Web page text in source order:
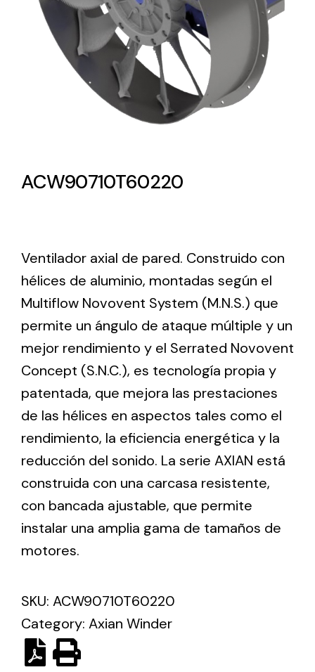
Ventilación
Amplia gama de ventiladores y equipos de
Ventilation
The incorporation of Novovent into the group
meant a greater offer of ventilation products for
different uses
Iluminación Solar
Variedad de soluciones solares para todo tipo
de necesidades.
Solar lighting
ACW90710T60220
Ventilador axial de pared. Construido con
hélices de aluminio, montadas según el
Multiflow Novovent System (M.N.S.) que
permite un ángulo de ataque múltiple y un
mejor rendimiento y el Serrated Novovent
Concept (S.N.C.), es tecnología propia y
patentada, que mejora las prestaciones
de las hélices en aspectos tales como el
rendimiento, la eficiencia energética y la
reducción del sonido. La serie AXIAN está
construida con una carcasa resistente,
con bancada ajustable, que permite
instalar una amplia gama de tamaños de
motores.
SKU: ACW90710T60220
Category: Axian Winder